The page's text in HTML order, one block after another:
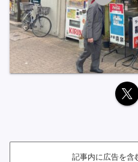
記事内に広告を含